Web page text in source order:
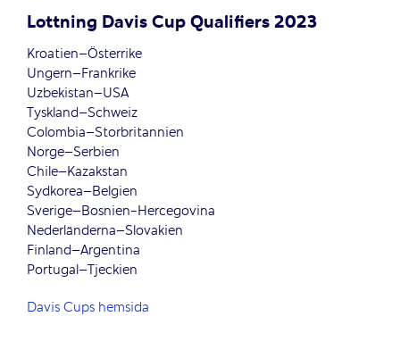
Lottning Davis Cup Qualifiers 2023
Kroatien–Österrike
Ungern–Frankrike
Uzbekistan–USA
Tyskland­–Schweiz
Colombia–Storbritannien
Norge–Serbien
Chile–Kazakstan
Sydkorea–Belgien
Sverige–Bosnien-Hercegovina
Nederländerna–Slovakien
Finland–Argentina
Portugal–Tjeckien
Davis Cups hemsida